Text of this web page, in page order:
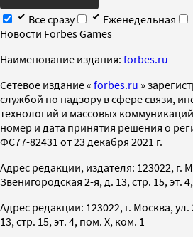
Все сразу
Еженедельная
Новости Forbes Games
Наименование издания: forbes.ru
Cетевое издание « forbes.ru »
службой по надзору в сфере связи,
технологий и массовых
номер и дата принятия решения о
ФС77-82431 от 23 декабря 2021 г.
Адрес редакции, издателя: 123022, г.
Звенигородская 2-я, д. 13, стр. 15, эт.
Адрес редакции: 123022, г. Москва,
13, стр. 15, эт. 4, пом. X, ком. 1